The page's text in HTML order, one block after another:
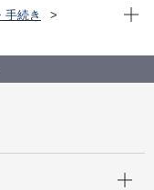
手続き
現在